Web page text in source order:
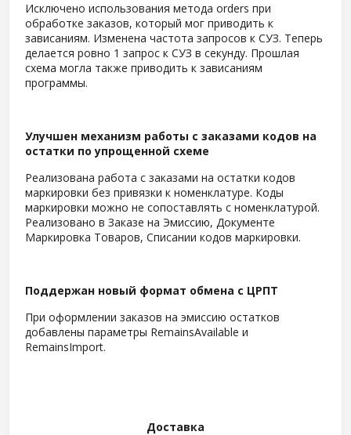
Исключено использования метода orders при
обработке заказов, который мог приводить к
зависаниям. Изменена частота запросов к СУЗ. Теперь
делается ровно 1 запрос к СУЗ в секунду. Прошлая
схема могла также приводить к зависаниям
программы.
Улучшен механизм работы с заказами кодов на
остатки по упрощенной схеме
Реализована работа с заказами на остатки кодов
маркировки без привязки к номенклатуре. Коды
маркировки можно не сопоставлять с номенклатурой.
Реализовано в Заказе на Эмиссию, Документе
Маркировка Товаров, Списании кодов маркировки.
Поддержан новый формат обмена с ЦРПТ
При оформлении заказов на эмиссию остатков
добавлены параметры RemainsAvailable и
RemainsImport.
Доставка